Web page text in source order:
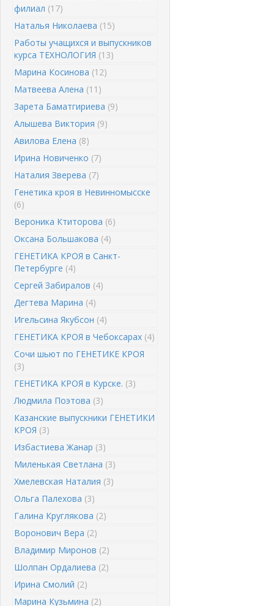
филиал (17)
Наталья Николаева (15)
Работы учащихся и выпускников
курса ТЕХНОЛОГИЯ (13)
Марина Косинова (12)
Матвеева Алена (11)
Зарета Баматгириева (9)
Алышева Виктория (9)
Авилова Елена (8)
Ирина Новиченко (7)
Наталия Зверева (7)
Генетика кроя в Невинномысске
(6)
Вероника Ктиторова (6)
Оксана Большакова (4)
ГЕНЕТИКА КРОЯ в Санкт-
Петербурге (4)
Сергей Забиралов (4)
Дегтева Марина (4)
Игельсина Якубсон (4)
ГЕНЕТИКА КРОЯ в Чебоксарах (4)
Сочи шьют по ГЕНЕТИКЕ КРОЯ
(3)
ГЕНЕТИКА КРОЯ в Курске. (3)
Людмила Поэтова (3)
Казанские выпускники ГЕНЕТИКИ
КРОЯ (3)
Избастиева Жанар (3)
Миленькая Светлана (3)
Хмелевская Наталия (3)
Ольга Палехова (3)
Галина Круглякова (2)
Воронович Вера (2)
Владимир Миронов (2)
Шолпан Ордалиева (2)
Ирина Смолий (2)
Марина Кузьмина (2)